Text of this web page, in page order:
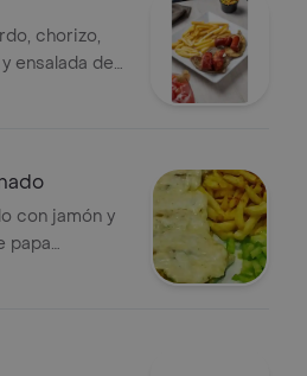
chorizo,
ensalada de
con jamón y
papa
casa.